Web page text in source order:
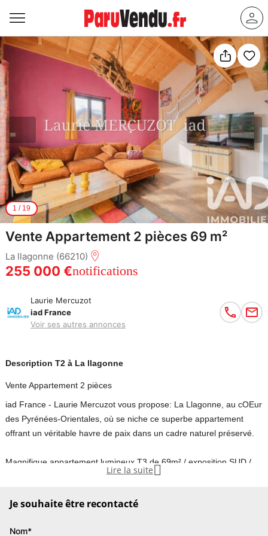
1 / 19
Vente Appartement 2 pièces 69 m²
La llagonne (66210)
255 000 €notifications
Laurie Mercuzot
iad France
Voir ses autres annonces
Description T2 à La llagonne
Vente Appartement 2 pièces
iad France - Laurie Mercuzot vous propose: La Llagonne, au cOEur
des Pyrénées-Orientales, où se niche ce superbe appartement
offrant un véritable havre de paix dans un cadre naturel préservé.
Magnifique appartement lumineux T3 de 69m² / exposition SUD /
1er étage / 1 grande chambre / 1 mezzanine / 1 terrasse / à
vitrage / volets roulants électriques / baignoire avec vue sur
Lire la suite 
Je souhaite être recontacté
Nom*